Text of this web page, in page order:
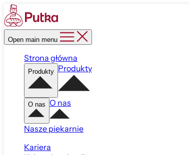
Open main menu
Strona główna
Produkty Produkty
O nas O nas
Nasze piekarnie
Kariera